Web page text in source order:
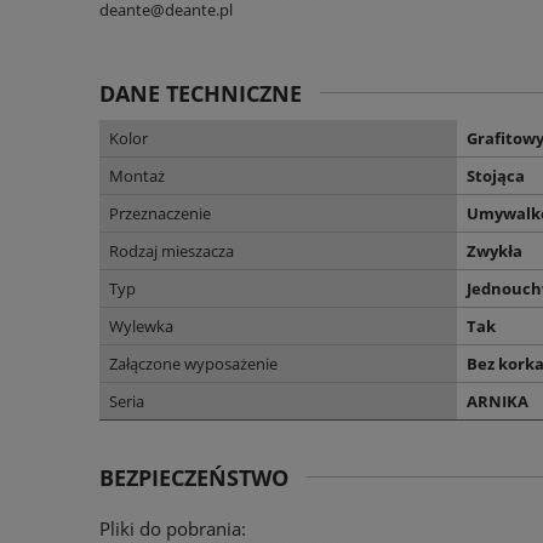
deante@deante.pl
DANE TECHNICZNE
Kolor
Grafitowy
Montaż
Stojąca
Przeznaczenie
Rodzaj mieszacza
Zwykła
Typ
Wylewka
Tak
Załączone wyposażenie
Bez korka
Seria
ARNIKA
BEZPIECZEŃSTWO
Pliki do pobrania: